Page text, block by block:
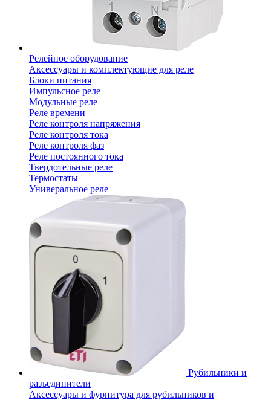
Релейное оборудование
Аксессуары и комплектующие для реле
Блоки питания
Импульсное реле
Модульные реле
Реле времени
Реле контроля напряжения
Реле контроля тока
Реле контроля фаз
Реле постоянного тока
Твердотельные реле
Термостаты
Универальное реле
Рубильники и
разъединители
Аксессуары и фурнитура для рубильников и